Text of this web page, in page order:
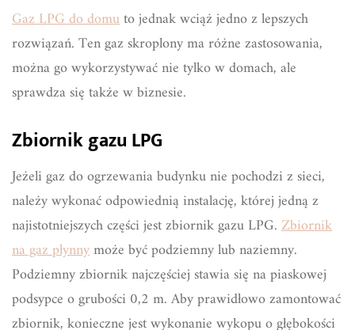
Gaz LPG do domuto jednak wciąż jedno z lepszych
rozwiązań. Ten gaz skroplony ma różne zastosowania,
można go wykorzystywać nie tylko w domach, ale
sprawdza się także w biznesie.
Zbiornik gazu LPG
Jeżeli gaz do ogrzewania budynku nie pochodzi z sieci,
należy wykonać odpowiednią instalację, której jedną z
najistotniejszych części jest zbiornik gazu LPG.Zbiornik
na gaz płynnymoże być podziemny lub naziemny.
Podziemny zbiornik najczęściej stawia się na piaskowej
podsypce o grubości 0,2 m. Aby prawidłowo zamontować
zbiornik, konieczne jest wykonanie wykopu o głębokości